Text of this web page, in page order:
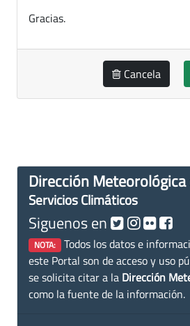
Gracias.
Cancela
Dirección Meteorológica
Servicios Climáticos
Siguenos en
NOTA: Todos los datos e
este Portal son de acceso y uso
se solicita citar a la Dirección
como la fuente de la información.